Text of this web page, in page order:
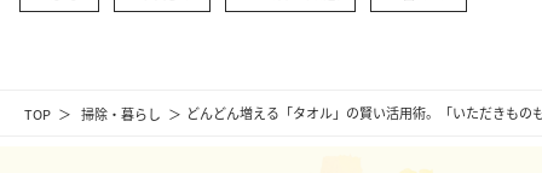
TOP 掃除・暮らし どんどん増える「タオル」の賢い活用術。「いただきも